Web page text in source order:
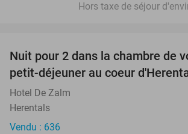
Hors taxe de séjour
Nuit pour 2 dans la chambre de
petit-déjeuner au coeur
Hotel De Zalm
Herentals
Vendu : 636